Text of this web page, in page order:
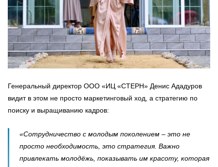
Генеральный директор ООО «ИЦ «СТЕРН» Денис Ададуров
видит в этом не просто маркетинговый ход, а стратегию по
поиску и выращиванию кадров:
«Сотрудничество с молодым поколением – это не
просто необходимость, это стратегия. Важно
привлекать молодёжь, показывать им красоту, которая